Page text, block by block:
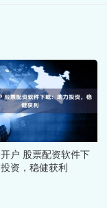
户 股票配资软件下
资，稳健获利